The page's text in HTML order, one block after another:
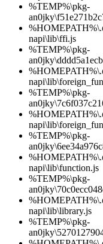
%TEMP%\pkg-
napi\lib\ffi.js
%TEMP%\pkg-
%TEMP%\pkg-
%TEMP%\pkg-
napi\lib\function.js
%TEMP%\pkg-
napi\lib\library.js
%TEMP%\pkg-